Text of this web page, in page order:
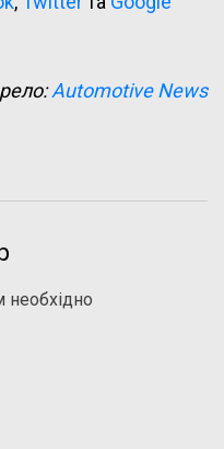
Automotive News